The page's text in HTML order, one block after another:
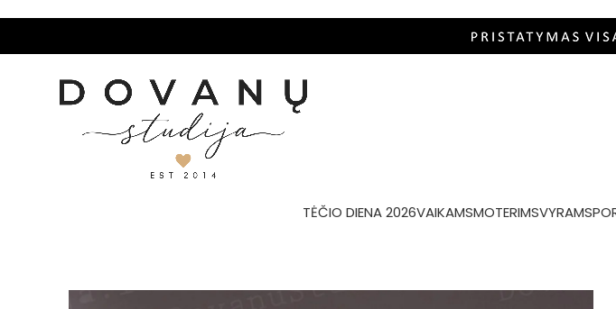
TĖČIO DIENA 2026VAIKAMSMOTERIMSVYRAMS